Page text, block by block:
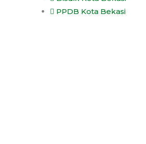
PPDB Kota Bekasi